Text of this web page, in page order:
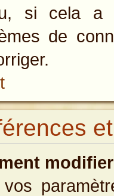
si cela a
de
vos